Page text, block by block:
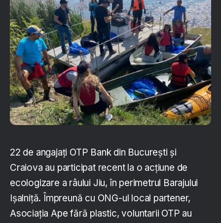
22 de angajați OTP Bank din București și
Craiova au participat recent la o acțiune de
ecologizare a râului Jiu, în perimetrul Barajului
Ișalniță. Împreună cu ONG-ul local partener,
Asociația Ape fără plastic, voluntarii OTP au